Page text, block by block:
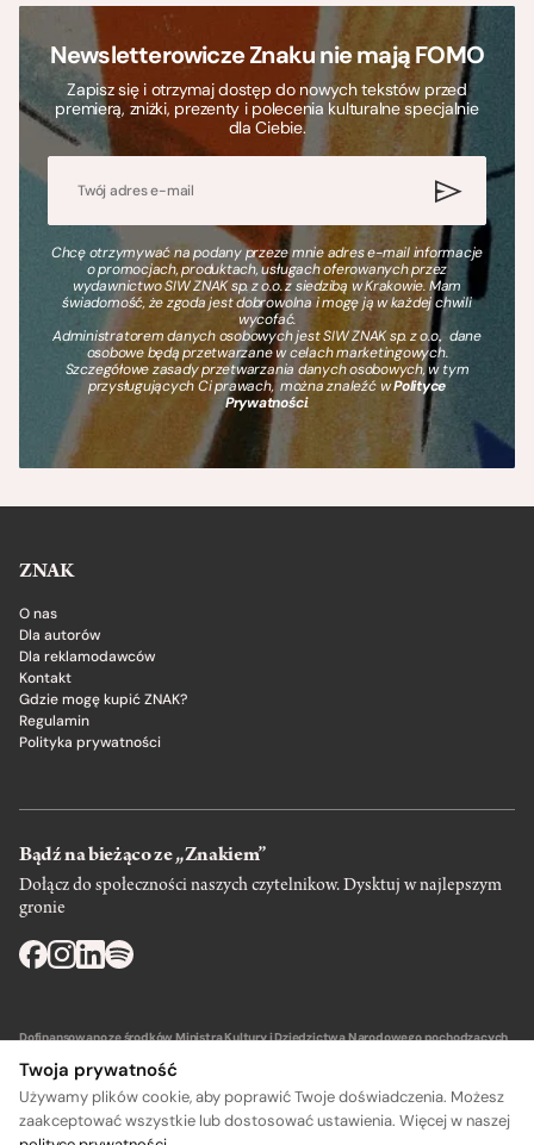
Newsletterowicze Znaku nie mają FOMO
Zapisz się i otrzymaj dostęp do nowych tekstów przed
premierą, zniżki, prezenty i polecenia kulturalne specjalnie
dla Ciebie.
Chcę otrzymywać na podany przeze mnie adres e-mail informacje
o promocjach, produktach, usługach oferowanych przez
wydawnictwo SIW ZNAK sp. z o.o. z siedzibą w Krakowie. Mam
świadomość, że zgoda jest dobrowolna i mogę ją w każdej chwili
wycofać.
Administratorem danych osobowych jest SIW ZNAK sp. z o.o., dane
osobowe będą przetwarzane w celach marketingowych.
Szczegółowe zasady przetwarzania danych osobowych, w tym
przysługujących Ci prawach, można znaleźć wPolityce
Prywatności.
ZNAK
O nas
Dla autorów
Dla reklamodawców
Kontakt
Gdzie mogę kupić ZNAK?
Regulamin
Polityka prywatności
Bądź na bieżąco ze „Znakiem”
Dołącz do społeczności naszych czytelnikow. Dysktuj w najlepszym
gronie
Dofinansowano ze środków Ministra Kultury i Dziedzictwa Narodowego pochodzących
Twoja prywatność
Używamy plików cookie, aby poprawić Twoje doświadczenia. Możesz
zaakceptować wszystkie lub dostosować ustawienia. Więcej w naszej